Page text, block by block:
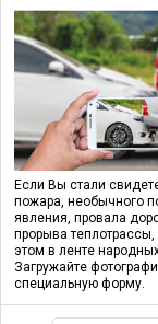
Если Вы стали
пожара, необычного
явления, провала
прорыва
этом в ленте
Загружайте
специальную форму.